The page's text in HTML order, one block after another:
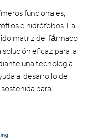
funcionales,
e hidrófobos. La
matriz del fármaco
eficaz para la
una tecnología
al desarrollo de
para